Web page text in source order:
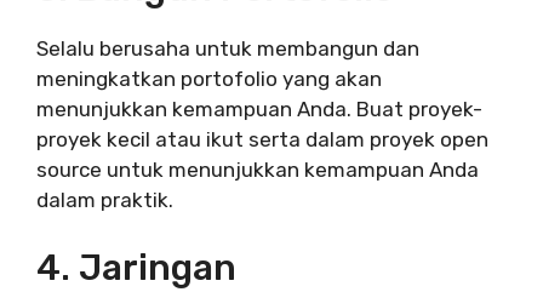
Selalu berusaha untuk membangun dan
meningkatkan portofolio yang akan
menunjukkan kemampuan Anda. Buat proyek-
proyek kecil atau ikut serta dalam proyek open
source untuk menunjukkan kemampuan Anda
dalam praktik.
4. Jaringan